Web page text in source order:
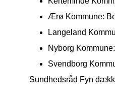
Ærø Kommune:
Langeland
Nyborg
Svendborg
Sundhedsråd Fyn